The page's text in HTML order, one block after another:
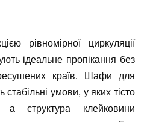
рівномірної циркуляції
ідеальне пропікання без
країв. Шафи для
умови, у яких тісто
а структура клейковини